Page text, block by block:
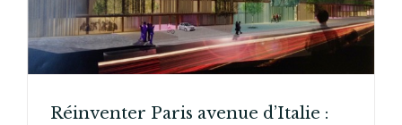
Réinventer Paris avenue d’Italie :